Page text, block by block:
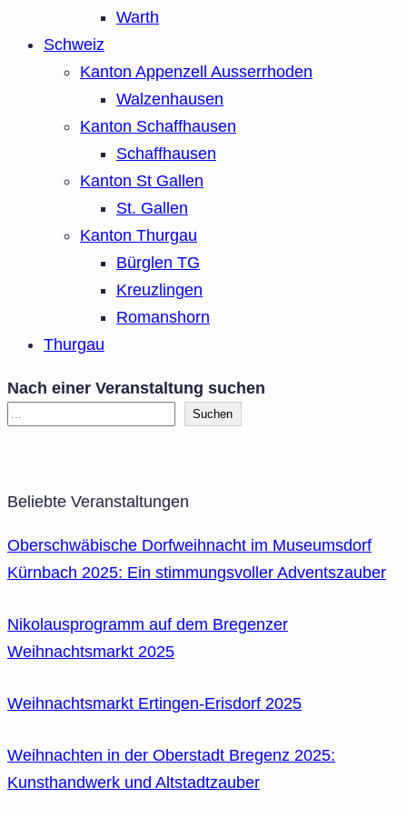
Warth
Schweiz
Kanton Appenzell Ausserrhoden
Walzenhausen
Kanton Schaffhausen
Schaffhausen
Kanton St Gallen
St. Gallen
Kanton Thurgau
Bürglen TG
Kreuzlingen
Romanshorn
Thurgau
Nach einer Veranstaltung suchen
Suchen
Beliebte Veranstaltungen
Oberschwäbische Dorfweihnacht im Museumsdorf
Kürnbach 2025: Ein stimmungsvoller Adventszauber
Nikolausprogramm auf dem Bregenzer
Weihnachtsmarkt 2025
Weihnachtsmarkt Ertingen-Erisdorf 2025
Weihnachten in der Oberstadt Bregenz 2025:
Kunsthandwerk und Altstadtzauber